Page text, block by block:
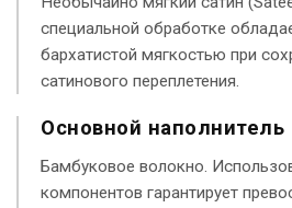
специальной обработке
бархатистой мягкостью при
сатинового переплетения.
Основной наполнитель
Бамбуковое волокно.
компонентов гарантирует